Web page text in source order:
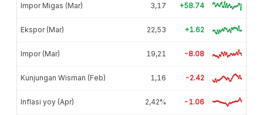
Impor Migas (Mar) 3,17 +58.74
Ekspor (Mar) 22,53 +1.62
Impor (Mar) 19,21 -8.08
Kunjungan Wisman (Feb) 1,16 -2.42
Inflasi yoy (Apr) 2,42% -1.06